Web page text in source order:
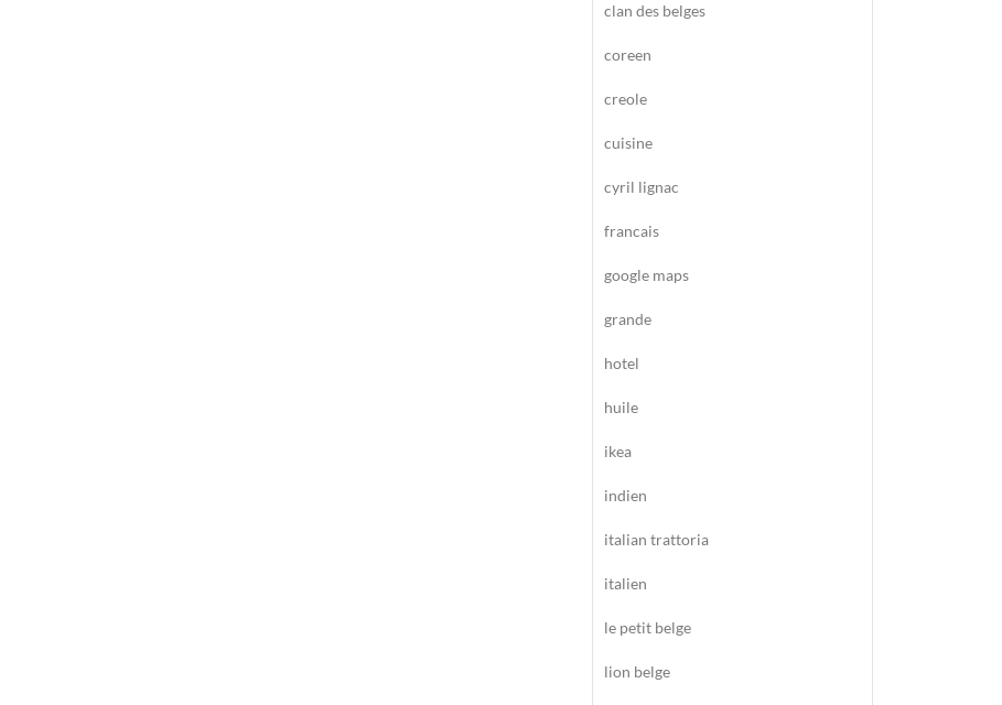
clan des belges
coreen
creole
cuisine
cyril lignac
francais
google maps
grande
hotel
huile
ikea
indien
italian trattoria
italien
le petit belge
lion belge